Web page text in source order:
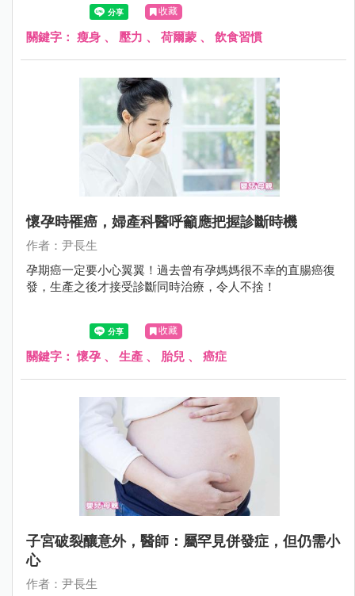
收藏
關鍵字： 瘦身 、 壓力 、 荷爾蒙 、 飲食習慣
懷孕時罹癌，婦產科醫呼籲應把握診斷時機
作者：尹長生
孕期癌一定要小心翼翼！過去曾有孕媽媽很不幸的直腸癌復
發，生產之後才接受診斷同時治療，令人不捨！
收藏
關鍵字：懷孕 、 生產 、 胎兒 、 癌症
子宮破裂釀意外，醫師：屬罕見併發症，但仍需小
心
作者：尹長生